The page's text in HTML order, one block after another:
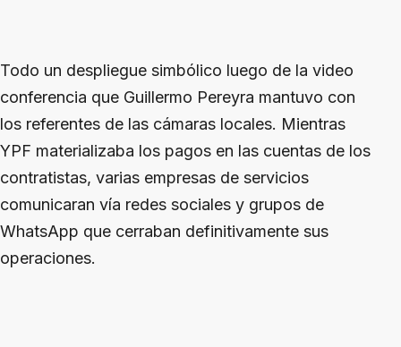
Todo un despliegue simbólico luego de la video
conferencia que Guillermo Pereyra mantuvo con
los referentes de las cámaras locales. Mientras
YPF materializaba los pagos en las cuentas de los
contratistas, varias empresas de servicios
comunicaran vía redes sociales y grupos de
WhatsApp que cerraban definitivamente sus
operaciones.